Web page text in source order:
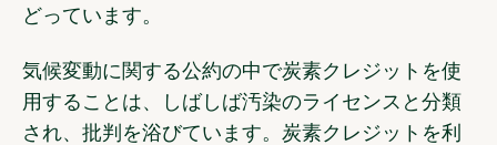
どっています。
気候変動に関する公約の中で炭素クレジットを使
用することは、しばしば汚染のライセンスと分類
され、批判を浴びています。炭素クレジットを利